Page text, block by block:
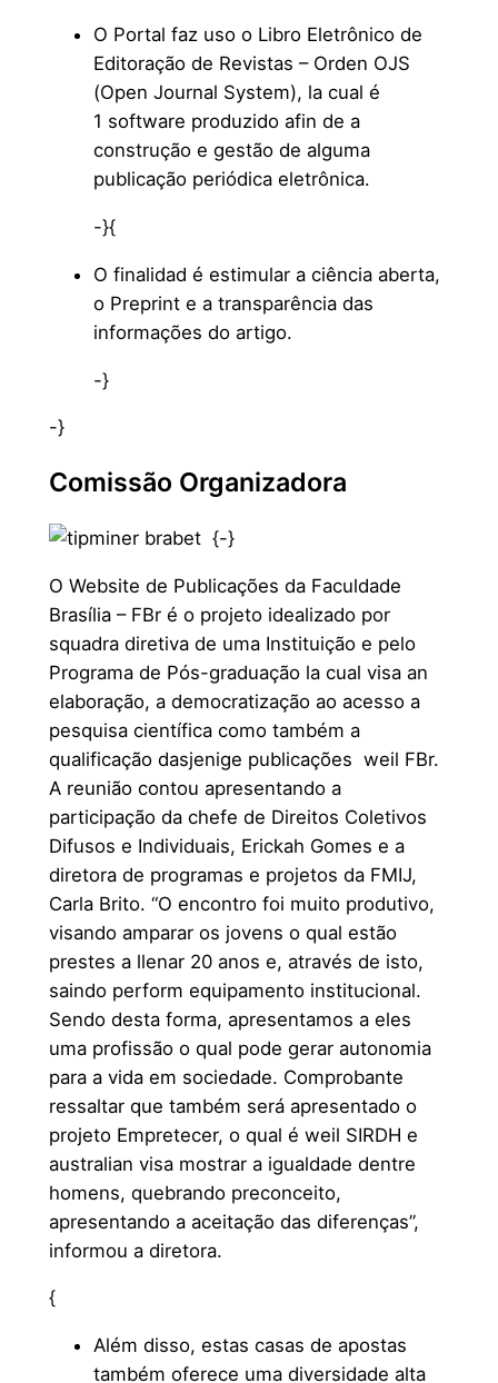
O Portal faz uso o Libro Eletrônico de
Editoração de Revistas – Orden OJS
(Open Journal System), la cual é
1 software produzido afin de a
construção e gestão de alguma
publicação periódica eletrônica.
-}{
O finalidad é estimular a ciência aberta,
o Preprint e a transparência das
informações do artigo.
-}
-}
Comissão Organizadora
{-}
O Website de Publicações da Faculdade
Brasília – FBr é o projeto idealizado por
squadra diretiva de uma Instituição e pelo
Programa de Pós-graduação la cual visa an
elaboração, a democratização ao acesso a
pesquisa científica como também a
qualificação dasjenige publicações weil FBr.
A reunião contou apresentando a
participação da chefe de Direitos Coletivos
Difusos e Individuais, Erickah Gomes e a
diretora de programas e projetos da FMIJ,
Carla Brito. “O encontro foi muito produtivo,
visando amparar os jovens o qual estão
prestes a llenar 20 anos e, através de isto,
saindo perform equipamento institucional.
Sendo desta forma, apresentamos a eles
uma profissão o qual pode gerar autonomia
para a vida em sociedade. Comprobante
ressaltar que também será apresentado o
projeto Empretecer, o qual é weil SIRDH e
australian visa mostrar a igualdade dentre
homens, quebrando preconceito,
apresentando a aceitação das diferenças”,
informou a diretora.
{
Além disso, estas casas de apostas
também oferece uma diversidade alta